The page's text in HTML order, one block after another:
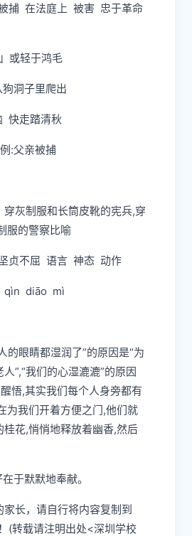
捕 在法庭上 被害 忠于革命
或轻于鸿毛
洞子里爬出
快走踏清秋
:父亲被捕
灰制服和长筒皮靴的宪兵,穿
服的警察比喻
贞不屈 语言 神态 动作
diāo mì
的眼睛都湿润了”的原因是“为
”,“我们的心湿漉漉”的原因
悟,其实我们每个人身旁都有
为我们开着方便之门,他们就
桂花,悄悄地释放着幽香,然后
于默默地奉献。
家长，请自行将内容复制到
(转载请注明出处<深圳学校